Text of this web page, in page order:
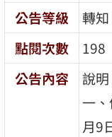
公告等級
轉知
點閱次數
198
公告內容
說明
一
月9